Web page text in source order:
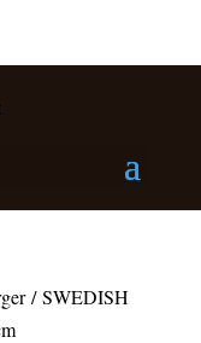
/ SWEDISH